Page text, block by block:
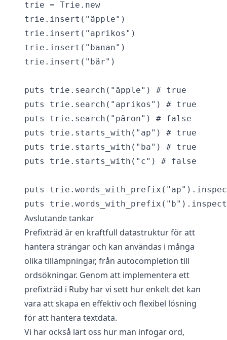
trie = Trie.new
trie.insert("äpple")
trie.insert("aprikos")
trie.insert("banan")
trie.insert("bär")
puts trie.search("äpple") # true
puts trie.search("aprikos") # true
puts trie.search("päron") # false
puts trie.starts_with("ap") # true
puts trie.starts_with("ba") # true
puts trie.starts_with("c") # false
puts
Avslutande tankar
Prefixträd är en kraftfull datastruktur för att
hantera strängar och kan användas i många
olika tillämpningar, från autocompletion till
ordsökningar. Genom att implementera ett
prefixträd i Ruby har vi sett hur enkelt det kan
vara att skapa en effektiv och flexibel lösning
för att hantera textdata.
Vi har också lärt oss hur man infogar ord,